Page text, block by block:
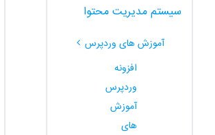
سیستم مدیریت محتوا
آموزش های وردپرس
افزونه
وردپرس
آموزش
های